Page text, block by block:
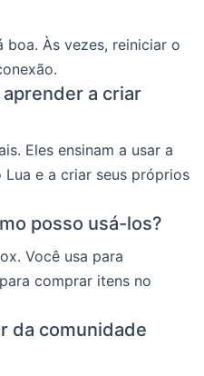
boa. Às vezes, reiniciar o
a criar
Eles ensinam a usar a
e a criar seus próprios
posso usá-los?
Você usa para
comprar itens no
da comunidade